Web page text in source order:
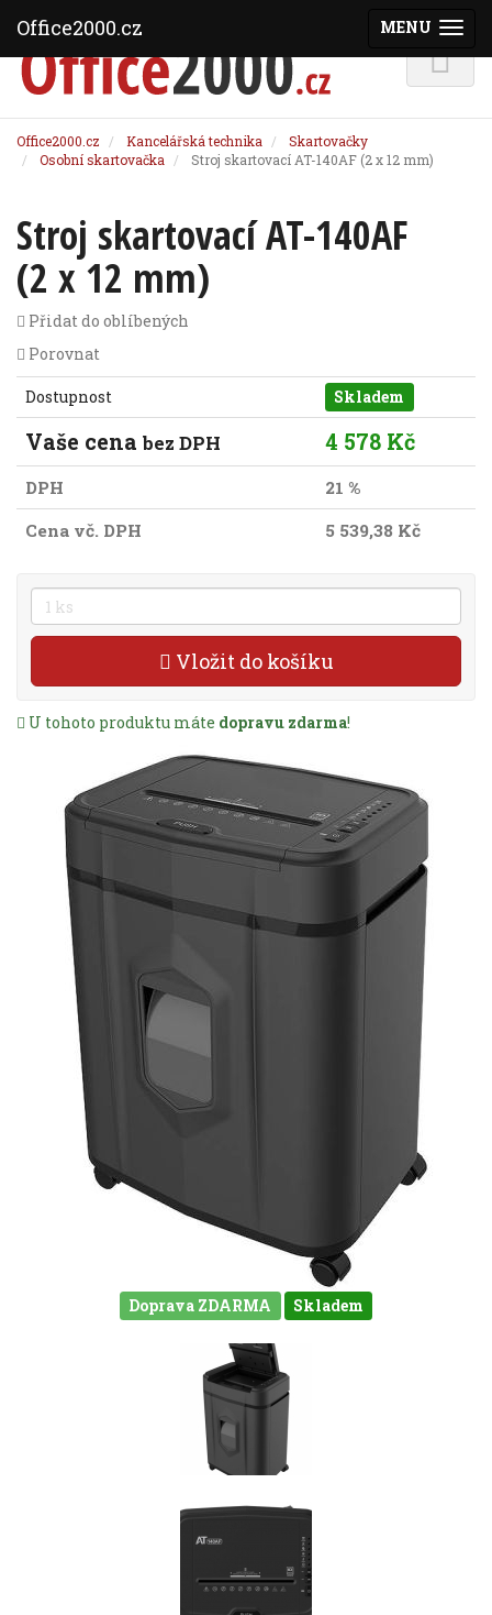
Office2000.cz Kancelářská technika
Skartovačky
Osobní skartovačka
Stroj skartovací AT-140AF (2 x 12 mm)
Stroj skartovací AT-140AF
(2 x 12 mm)
Přidat do oblíbených
Porovnat
Dostupnost Skladem
Vaše cena bez DPH 4 578 Kč
DPH
21 %
Cena vč. DPH
5 539,38 Kč
Vložit do košíku
U tohoto produktu máte dopravu zdarma!
Doprava ZDARMA Skladem
MENU
Office2000.cz